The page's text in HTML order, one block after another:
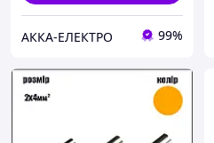
АККА-ЕЛЕКТРО 99%